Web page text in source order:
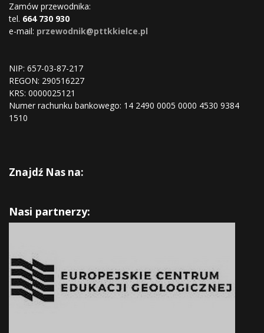
Zamów przewodnika:
tel. 664 730 930
e-mail: przewodnik@pttkkielce.pl
NIP: 657-03-87-217
REGON: 290516227
KRS: 0000025121
Numer rachunku bankowego: 14 2490 0005 0000 4530 9384
1510
Znajdź Nas na:
Nasi partnerzy: